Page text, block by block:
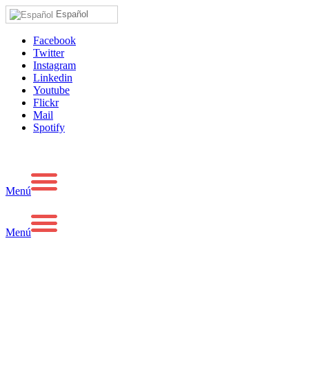
Español
Facebook
Twitter
Instagram
Linkedin
Youtube
Flickr
Mail
Spotify
Menú
Menú